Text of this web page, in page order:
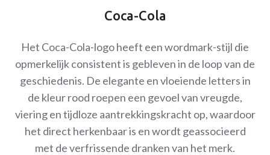
Coca-Cola
Het Coca-Cola-logo heeft een wordmark-stijl die
opmerkelijk consistent is gebleven in de loop van de
geschiedenis. De elegante en vloeiende letters in
de kleur rood roepen een gevoel van vreugde,
viering en tijdloze aantrekkingskracht op, waardoor
het direct herkenbaar is en wordt geassocieerd
met de verfrissende dranken van het merk.